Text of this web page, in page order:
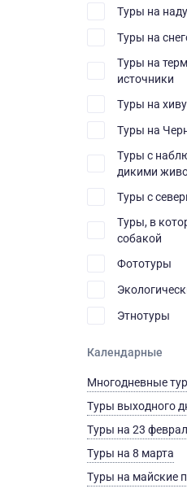
Туры на
Туры на
Туры на
источники
Туры на
Туры на
Туры с
дикими
Туры с
Туры, в
собакой
Фототуры
Этнотуры
Календарные
Многодневные
Туры выходного
Туры на 23
Туры на 8 марта
Туры на майские